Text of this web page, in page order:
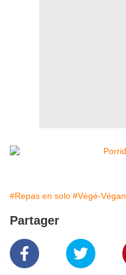
#Repas en solo #Végé-Végan
Partager